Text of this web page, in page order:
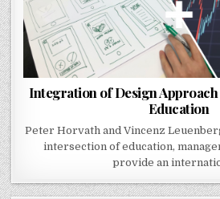
Integration of Design
Education
Peter Horvath and Vincenz
intersection of education,
provide an